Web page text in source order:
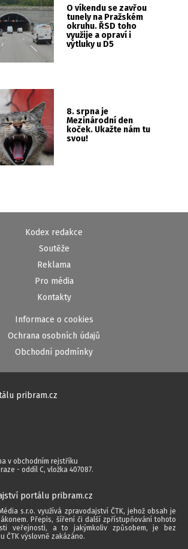
O víkendu se zavřou
tunely na Pražském
okruhu. ŘSD toho
využije a opraví i
výtluky u D5
8. srpna je
Mezinárodní den
koček. Ukažte nám tu
svou!
Kodex redakce
Soutěže
Reklama
Pro média
Kontakty
Informace o cookies
Ochrana osobních údajů
Obchodní podmínky
pribram.cz
v obchodním rejstříku
- oddíl C, vložka 407087.
portálu pribram.cz
s.r.o. využívá zpravodajství ČTK, jehož obsah je
Přepis, šíření či další zpřístupňování tohoto
veřejnosti, a to jakýmkoliv způsobem, je bez
ČTK výslovně zakázáno.